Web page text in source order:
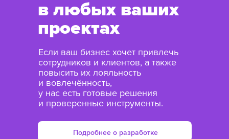
в любых ваших
проектах
Если ваш бизнес хочет привлечь
сотрудников и клиентов, а также
повысить их лояльность
и вовлечённость,
у нас есть готовые решения
и проверенные инструменты.
Подробнее о разработке